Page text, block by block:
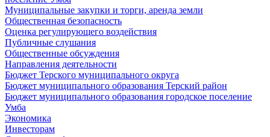
Муниципальные закупки и торги, аренда земли
Общественная безопасность
Оценка регулирующего воздействия
Публичные слушания
Общественные обсуждения
Направления деятельности
Бюджет Терского муниципального округа
Бюджет муниципального образования Терский район
Бюджет муниципального образования городское поселение
Умба
Экономика
Инвесторам